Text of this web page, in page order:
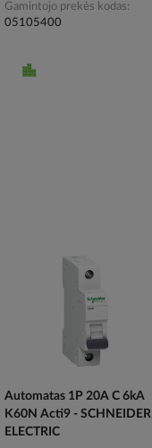
Gamintojo prekės kodas
05105400
Automatas 1P 20A C 6kA
K60N Acti9 - SCHNEIDER
ELECTRIC